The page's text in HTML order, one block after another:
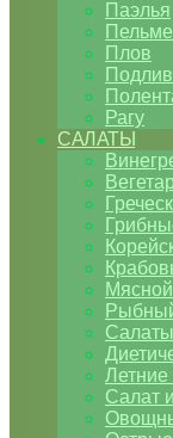
Паэлья
Плов
Рагу
САЛАТЫ
Салат